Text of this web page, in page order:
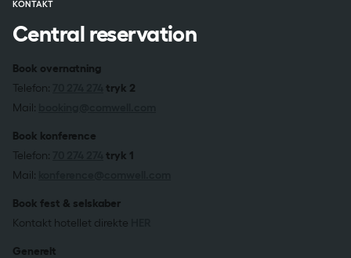
KONTAKT
Central reservation
Book overnatning
Telefon:
tryk 2
Mail:
Book konference
Telefon:
tryk 1
Mail:
Book fest & selskaber
Kontakt hotellet direkte
Generelt